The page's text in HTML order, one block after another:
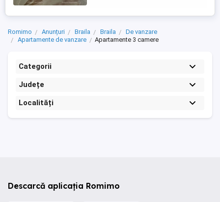
Romimo Anunțuri Braila Braila
De vanzare
Apartamente de vanzare
Apartamente 3 camere
Categorii
Județe
Localități
Descarcă aplicația Romimo